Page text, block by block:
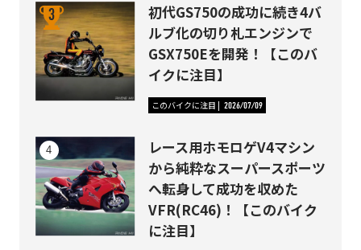
初代GS750の成功に続き4バ
ルブ化の切り札エンジンで
GSX750Eを開発！【このバ
イクに注目】
このバイクに注目 2026/07/09
レース用ホモロゲV4マシン
から純粋なスーパースポーツ
へ転身して成功を収めた
VFR(RC46)！【このバイク
に注目】